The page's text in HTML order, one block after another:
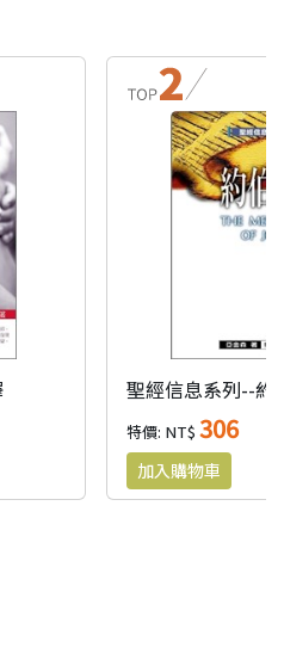
聖經信息系列--約
特價: NT$306